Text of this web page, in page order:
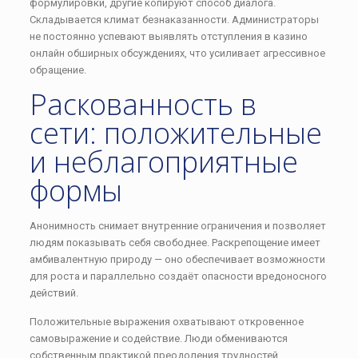
формулировки, другие копируют способ диалога.
Складывается климат безнаказанности. Администраторы
не постоянно успевают выявлять отступления в казино
онлайн обширных обсуждениях, что усиливает агрессивное
обращение.
Раскованность в
сети: положительные
и неблагоприятные
формы
Анонимность снимает внутренние ограничения и позволяет
людям показывать себя свободнее. Раскрепощение имеет
амбивалентную природу — оно обеспечивает возможности
для роста и параллельно создаёт опасности вредоносного
действий.
Положительные выражения охватывают откровенное
самовыражение и содействие. Люди обмениваются
собственным практикой преодоления трудностей,